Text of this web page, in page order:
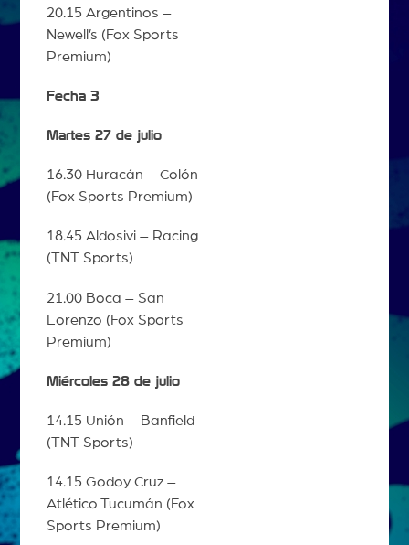
20.15 Argentinos –
Newell’s (Fox Sports
Premium)
Fecha 3
Martes 27 de julio
16.30 Huracán – Colón
(Fox Sports Premium)
18.45 Aldosivi – Racing
(TNT Sports)
21.00 Boca – San
Lorenzo (Fox Sports
Premium)
Miércoles 28 de julio
14.15 Unión – Banfield
(TNT Sports)
14.15 Godoy Cruz –
Atlético Tucumán (Fox
Sports Premium)